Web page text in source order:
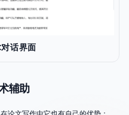
话界面
辅助